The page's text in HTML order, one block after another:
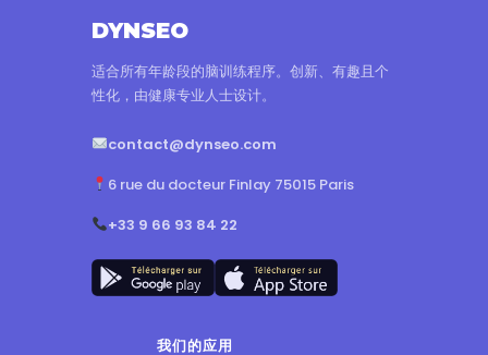
DYNSEO
适合所有年龄段的脑训练程序。创新、有趣且个
性化，由健康专业人士设计。
contact@dynseo.com
6 rue du docteur Finlay 75015 Paris
+33 9 66 93 84 22
我们的应用